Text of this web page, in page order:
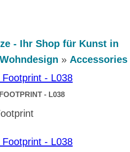
- Ihr Shop für Kunst in
Wohndesign » Accessories
- L038